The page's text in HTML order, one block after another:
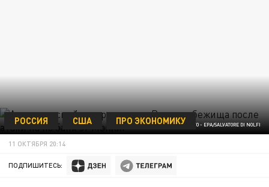
ФОТО - EPA/SALVATORE DI NOLFI
РОССИЯ США ПРО ЭКОНОМИКУ
11 ОКТЯБРЯ 20:14
ПОДПИШИТЕСЬ: